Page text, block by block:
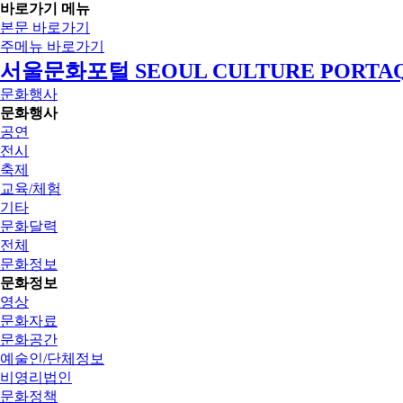
바로가기 메뉴
본문 바로가기
주메뉴 바로가기
서울문화포털 SEOUL CULTURE
문화행사
문화행사
공연
전시
축제
교육/체험
기타
문화달력
전체
문화정보
문화정보
영상
문화자료
문화공간
예술인/단체정보
비영리법인
문화정책